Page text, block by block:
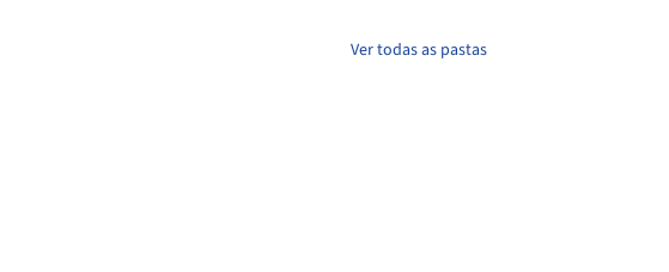
Ver todas as pastas